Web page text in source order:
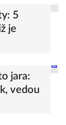
5
je
jara:
vedou